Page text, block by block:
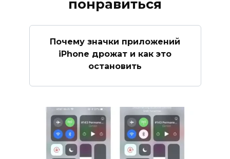
понравиться
Почему значки приложений
iPhone дрожат и как это
остановить